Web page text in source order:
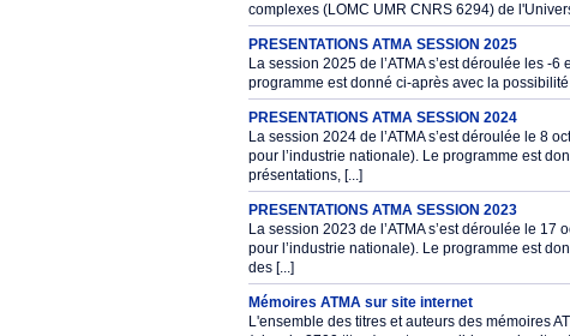
complexes (LOMC UMR CNRS 6294) de
PRESENTATIONS ATMA SESSION 2025
La session 2025 de l’ATMA s’est déroulée les -
programme est donné ci-après avec la
PRESENTATIONS ATMA SESSION 2024
La session 2024 de l’ATMA s’est déroulée le 8
pour l’industrie nationale). Le programme est
présentations, [...]
PRESENTATIONS ATMA SESSION 2023
La session 2023 de l’ATMA s’est déroulée le
pour l’industrie nationale). Le programme est
des [...]
Mémoires ATMA sur site internet
L'ensemble des titres et auteurs des mémoires